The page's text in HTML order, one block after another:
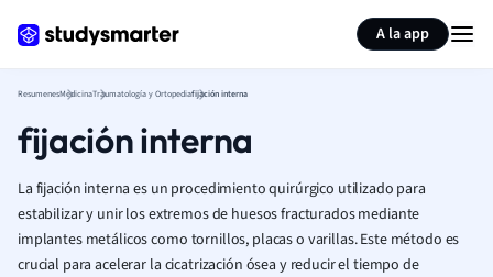
A la app
ResumenesMedicinaTraumatología y Ortopediafijación interna
fijación interna
La fijación interna es un procedimiento quirúrgico utilizado para
estabilizar y unir los extremos de huesos fracturados mediante
implantes metálicos como tornillos, placas o varillas. Este método es
crucial para acelerar la cicatrización ósea y reducir el tiempo de
Resumir página